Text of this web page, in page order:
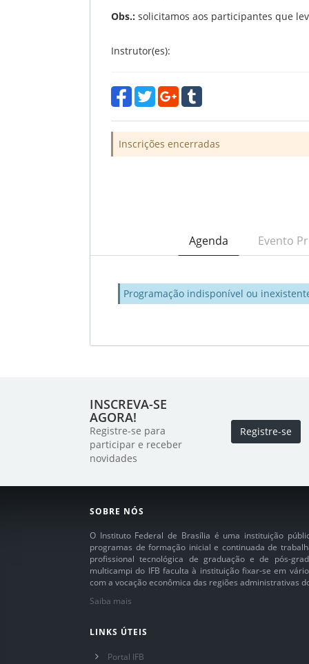
Obs.: solicitamos aos participantes que
Instrutor(es):
Inscrições encerradas
Agenda Evento
Programação indisponível ou
INSCREVA-SE
AGORA!
Registre-se para
participar e receber
novidades
Registre-se
SOBRE NÓS
O Instituto Federal de Brasília é uma instituição
programas de formação inicial e continuada de
profissional tecnológica de graduação e de pós-
multicampi do IFB faculta à instituição fixar-se em
com a vocação econômica das regiões administrativas
Saiba mais
LINKS ÚTEIS
Portal IFB